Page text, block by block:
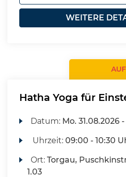
WEITERE
Hatha Yoga für
Datum: Mo. 31.08.2026 -
Uhrzeit:09:00 - 10:30
Ort:Torgau,
1.03